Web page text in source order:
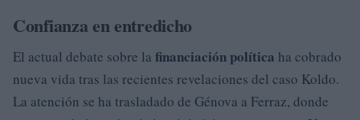
Confianza en entredicho
El actual debate sobre la financiación política ha cobrado
nueva vida tras las recientes revelaciones del caso Koldo.
La atención se ha trasladado de Génova a Ferraz, donde